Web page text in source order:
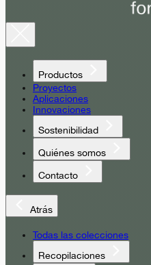
Productos
Proyectos
Aplicaciones
Innovaciones
Sostenibilidad
Quiénes somos
Contacto
Atrás
Todas las colecciones
Recopilaciones